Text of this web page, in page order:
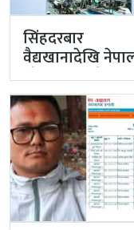
सिंहदरबार
वैद्यखानादेखि
औषधि
प्रधानमन्त्रीको
प्राथमिकतामा